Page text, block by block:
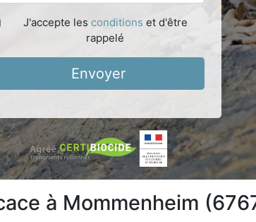
J'accepte les conditions et d'être
rappelé
Envoyer
à Mommenheim